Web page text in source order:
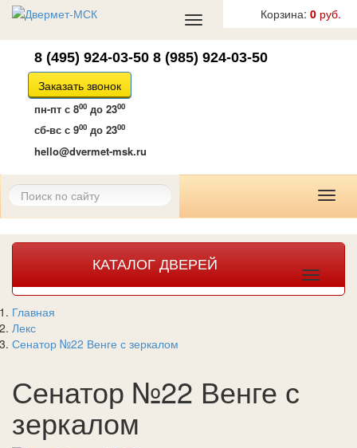
Корзина: 0 руб.
Toggle
navigation
8 (495) 924-03-50 8 (985) 924-03-50
Заказать звонок
пн-пт с 800 до 2300
сб-вс с 900 до 2300
hello@dvermet-msk.ru
КАТАЛОГ ДВЕРЕЙ
Toggle
Главная
Лекс
Сенатор №22 Венге с зеркалом
Сенатор №22 Венге с
зеркалом